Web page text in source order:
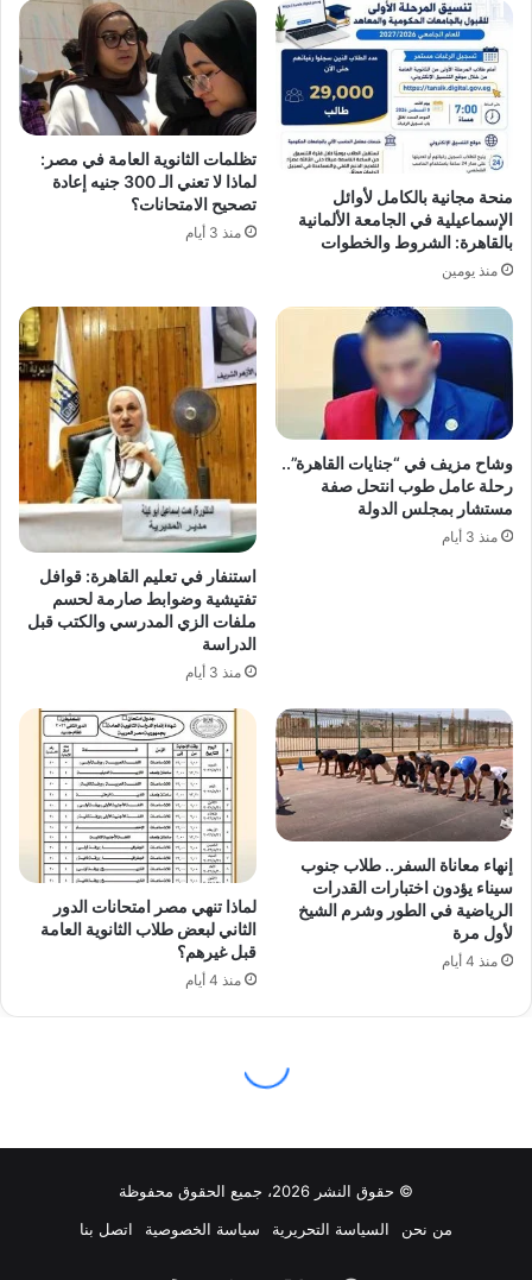
© حقوق النشر 2026، جميع الحقوق محفوظة
من نحن
السياسة التحريرية سياسة الخصوصية اتصل بنا